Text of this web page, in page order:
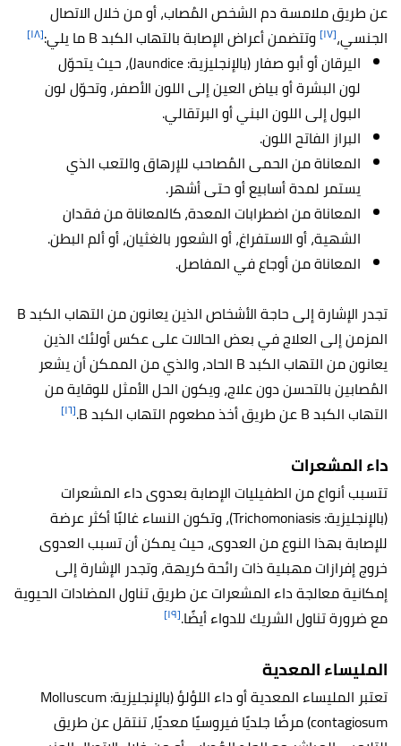
عن طريق ملامسة دم الشخص المُصاب، أو من خلال الاتصال
الجنسي،[١٧] وتتضمن أعراض الإصابة بالتهاب الكبد B ما يلي: [١٨]
اليرقان أو أبو صفار (بالإنجليزية:
Jaundice)، حيث يتحوّل
لون البشرة أو بياض العين إلى اللون الأصفر، وتحوّل لون
البول إلى اللون البني أو البرتقالي.
البراز الفاتح اللون.
المعاناة من الحمى المُصاحب للإرهاق والتعب الذي
يستمر لمدة أسابيع أو حتى أشهر.
المعاناة من اضطرابات المعدة، كالمعاناة من فقدان
الشهية، أو الاستفراغ، أو الشعور بالغثيان، أو ألم البطن.
المعاناة من أوجاع في المفاصل.
تجدر الإشارة إلى حاجة الأشخاص الذين يعانون من التهاب الكبد B
المزمن إلى العلاج في بعض الحالات على عكس أولئك الذين
يعانون من التهاب الكبد B الحاد، والذي من الممكن أن يشعر
المُصابين بالتحسن دون علاج، ويكون الحل الأمثل للوقاية من
التهاب الكبد B عن طريق أخذ مطعوم التهاب الكبد B.
[١٦]
داء المشعرات
تتسبب أنواع من الطفيليات الإصابة بعدوى داء المشعرات
(بالإنجليزية:
Trichomoniasis)، وتكون النساء غالبًا أكثر عرضة
للإصابة بهذا النوع من العدوى، حيث يمكن أن تسبب العدوى
خروج إفرازات مهبلية ذات رائحة كريهة، وتجدر الإشارة إلى
إمكانية معالجة داء المشعرات عن طريق تناول المضادات الحيوية
مع ضرورة تناول الشريك للدواء أيضًا.[١٩]
المليساء المعدية
تعتبر المليساء المعدية أو داء اللؤلؤ (بالإنجليزية:Molluscum
contagiosum) مرضًا جلديًا فيروسيًا معديًا، تنتقل عن طريق